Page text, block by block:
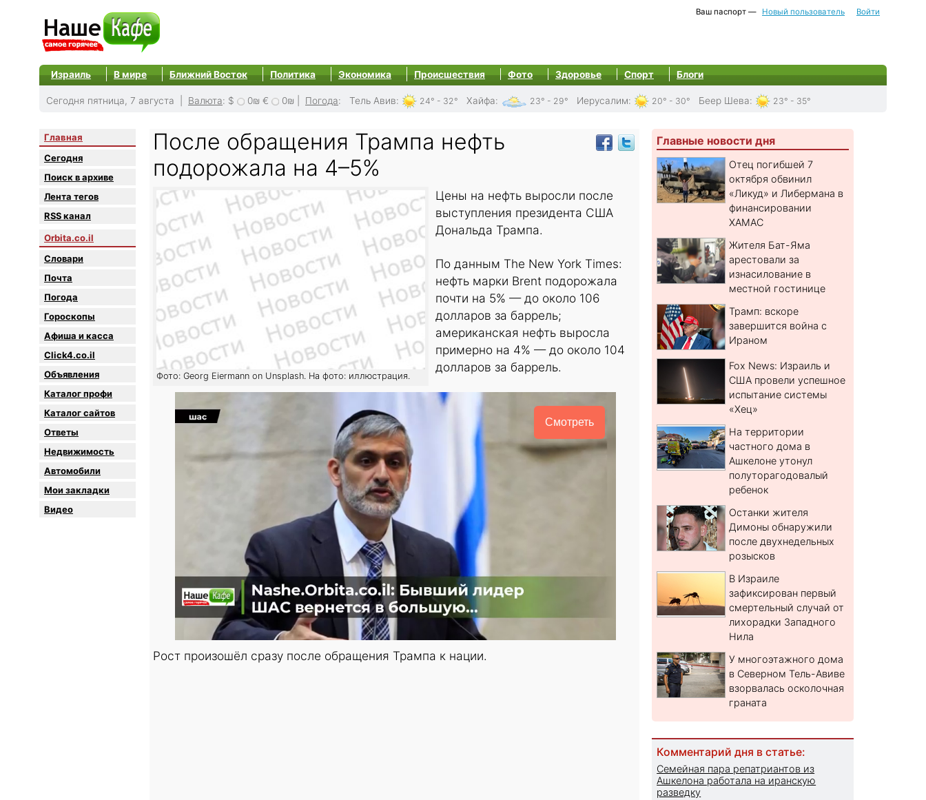
Ваш паспорт — Новый пользователь Войти
Израиль В мире Ближний Восток Политика Экономика Происшествия Фото Здоровье Спорт Блоги
Сегодня пятница, 7 августа | Валюта: $ 0₪ € 0₪ Погода: Тель Авив: 24° - 32° Хайфа: 23° - 29° Иерусалим: 20° - 30° Беер Шева: 23° - 35°
Главная
Сегодня
Поиск в архиве
Лента тегов
RSS канал
Orbita.co.il
Словари
Почта
Погода
Гороскопы
Афиша и касса
Click4.co.il
Объявления
Каталог профи
Каталог сайтов
Oтветы
Недвижимость
Автомобили
Мои закладки
Видео
После обращения Трампа нефть
подорожала на 4–5%
Фото: Georg Eiermann on Unsplash. На фото: иллюстрация.
Цены на нефть выросли после
выступления президента США
Дональда Трампа.
По данным The New York Times:
нефть марки Brent подорожала
почти на 5% — до около 106
долларов за баррель;
американская нефть выросла
примерно на 4% — до около 104
долларов за баррель.
Смотреть
Рост произошёл сразу после обращения Трампа к нации.
Главные новости дня
Отец погибшей 7
октября обвинил
«Ликуд» и Либермана в
финансировании
ХАМАС
Жителя Бат-Яма
арестовали за
изнасилование в
местной гостинице
Трамп: вскоре
завершится война с
Ираном
Fox News: Израиль и
США провели успешное
испытание системы
«Хец»
На территории
частного дома в
Ашкелоне утонул
полуторагодовалый
ребенок
Останки жителя
Димоны обнаружили
после двухнедельных
розысков
В Израиле
зафиксирован первый
смертельный случай от
лихорадки Западного
Нила
У многоэтажного дома
в Северном Тель-Авиве
взорвалась осколочная
граната
Комментарий дня в статье:
Семейная пара репатриантов из
Ашкелона работала на иранскую
разведку